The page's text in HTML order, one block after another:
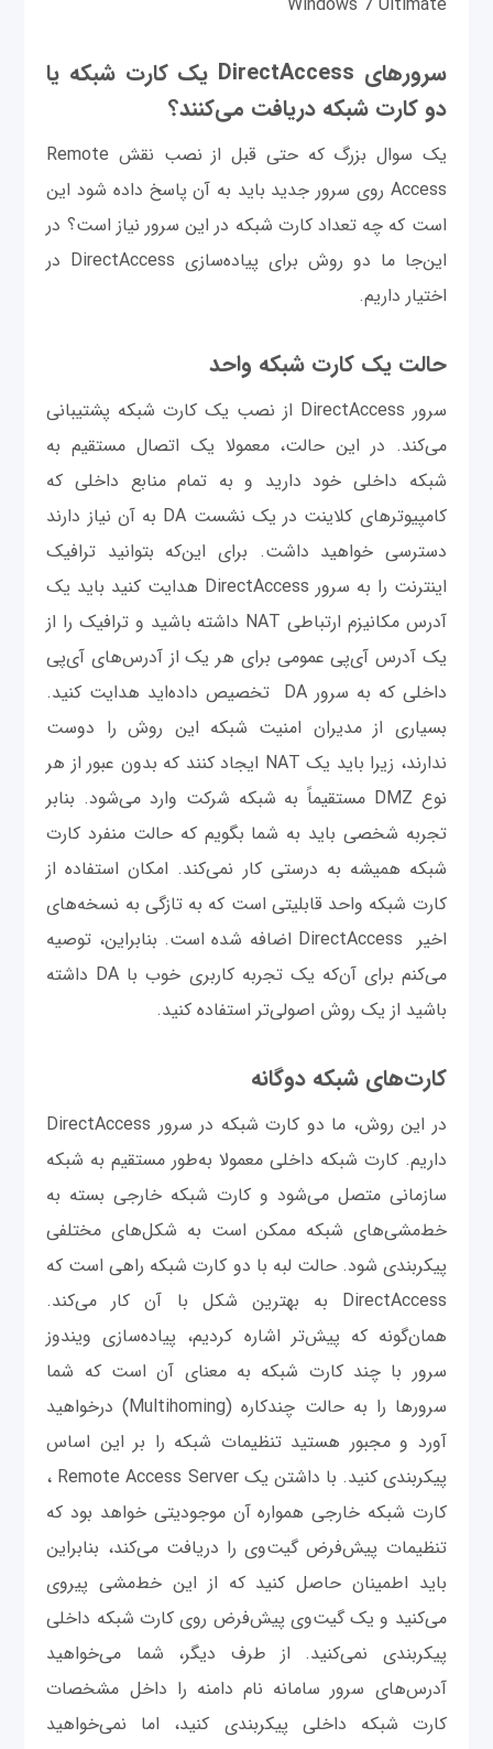
سرورهای DirectAccess یک کارت شبکه یا
دو کارت شبکه دریافت می‌کنند؟
یک سوال بزرگ که حتی قبل از نصب نقش Remote
Access روی سرور جدید باید به آن پاسخ داده شود این
است که چه تعداد کارت شبکه در این سرور نیاز است؟ در
این‌جا ما دو روش برای پیاده‌سازی DirectAccess در
اختیار داریم.
حالت یک کارت شبکه واحد
سرور DirectAccess از نصب یک کارت شبکه پشتیبانی
می‌کند. در این حالت، معمولا یک اتصال مستقیم به
شبکه داخلی خود دارید و به تمام منابع داخلی که
کامپیوترهای کلاینت در یک نشست DA به آن نیاز دارند
دسترسی خواهید داشت. برای این‌که بتوانید ترافیک
اینترنت را به سرور DirectAccess هدایت کنید باید یک
آدرس مکانیزم ارتباطی NAT داشته باشید و ترافیک را از
یک آدرس آی‌پی عمومی برای هر یک از آدرس‌های آی‌پی
داخلی که به سرور DA تخصیص داده‌اید هدایت کنید.
بسیاری از مدیران امنیت شبکه این روش را دوست
ندارند، زیرا باید یک NAT ایجاد کنند که بدون عبور از هر
نوع DMZ مستقیماً به شبکه شرکت وارد می‌شود. بنابر
تجربه شخصی باید به شما بگویم که حالت منفرد کارت
شبکه همیشه به درستی کار نمی‌کند. امکان استفاده از
کارت شبکه واحد قابلیتی است که به تازگی به نسخه‌های
اخیر DirectAccess اضافه شده است. بنابراین، توصیه
می‌کنم برای آن‌که یک تجربه کاربری خوب با DA داشته
باشید از یک روش اصولی‌تر استفاده کنید.
کارت‌های شبکه دوگانه
در این روش، ما دو کارت شبکه در سرور DirectAccess
داریم. کارت شبکه داخلی معمولا به‌طور مستقیم به شبکه
سازمانی متصل می‌شود و کارت شبکه خارجی بسته به
خط‌مشی‌های شبکه ممکن است به شکل‌های مختلفی
پیکربندی شود. حالت لبه با دو کارت شبکه راهی است که
DirectAccess به بهترین شکل با آن کار می‌کند.
همان‌گونه که پیش‌تر اشاره کردیم، پیاده‌سازی ویندوز
سرور با چند کارت شبکه به معنای آن است که شما
سرورها را به حالت چندکاره (Multihoming) درخواهید
آورد و مجبور هستید تنظیمات شبکه را بر این اساس
پیکربندی کنید. با داشتن یک Remote Access Server ،
کارت شبکه خارجی همواره آن موجودیتی خواهد بود که
تنظیمات پیش‌فرض گیت‌وی را دریافت می‌کند، بنابراین
باید اطمینان حاصل کنید که از این خط‌مشی پیروی
می‌کنید و یک گیت‌وی پیش‌فرض روی کارت شبکه داخلی
پیکربندی نمی‌کنید. از طرف دیگر، شما می‌خواهید
آدرس‌های سرور سامانه نام دامنه را داخل مشخصات
کارت شبکه داخلی پیکربندی کنید، اما نمی‌خواهید